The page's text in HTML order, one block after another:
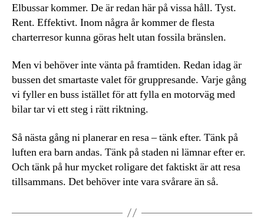
Elbussar kommer. De är redan här på vissa håll. Tyst.
Rent. Effektivt. Inom några år kommer de flesta
charterresor kunna göras helt utan fossila bränslen.
Men vi behöver inte vänta på framtiden. Redan idag är
bussen det smartaste valet för gruppresande. Varje gång
vi fyller en buss istället för att fylla en motorväg med
bilar tar vi ett steg i rätt riktning.
Så nästa gång ni planerar en resa – tänk efter. Tänk på
luften era barn andas. Tänk på staden ni lämnar efter er.
Och tänk på hur mycket roligare det faktiskt är att resa
tillsammans. Det behöver inte vara svårare än så.